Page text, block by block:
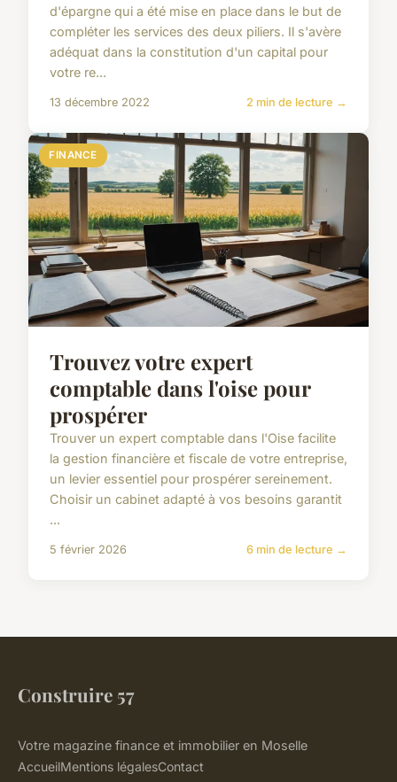
d'épargne qui a été mise en place dans le but de
compléter les services des deux piliers. Il s'avère
adéquat dans la constitution d'un capital pour
votre re...
13 décembre 2022 2 min de lecture →
FINANCE
Trouvez votre expert
comptable dans l'oise pour
prospérer
Trouver un expert comptable dans l'Oise facilite
la gestion financière et fiscale de votre entreprise,
un levier essentiel pour prospérer sereinement.
Choisir un cabinet adapté à vos besoins garantit
...
5 février 2026 6 min de lecture →
Construire 57
Votre magazine finance et immobilier en Moselle
AccueilMentions légalesContact